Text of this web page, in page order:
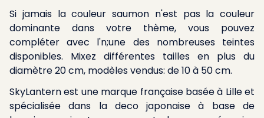
Si jamais la couleur saumon n'est pas la couleur
dominante dans votre thème, vous pouvez
compléter avec l'n;une des nombreuses teintes
disponibles. Mixez différentes tailles en plus du
diamètre 20 cm, modèles vendus: de 10 à 50 cm.
SkyLantern est une marque française basée à Lille et
spécialisée dans la deco japonaise à base de